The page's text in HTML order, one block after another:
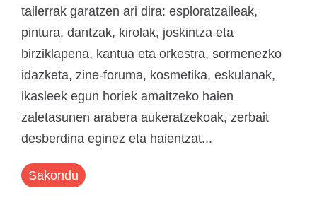
tailerrak garatzen ari dira: esploratzaileak,
pintura, dantzak, kirolak, joskintza eta
birziklapena, kantua eta orkestra, sormenezko
idazketa, zine-foruma, kosmetika, eskulanak,
ikasleek egun horiek amaitzeko haien
zaletasunen arabera aukeratzekoak, zerbait
desberdina eginez eta haientzat...
Sakondu